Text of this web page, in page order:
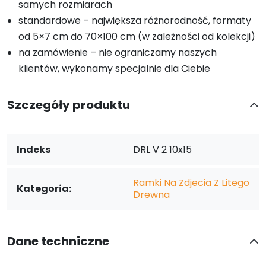
samych rozmiarach
standardowe – największa różnorodność, formaty
od 5×7 cm do 70×100 cm (w zależności od kolekcji)
na zamówienie – nie ograniczamy naszych
klientów, wykonamy specjalnie dla Ciebie
Szczegóły produktu
Indeks DRL V 2 10x15
Kategoria:
Ramki Na Zdjecia Z Litego
Drewna
Dane techniczne